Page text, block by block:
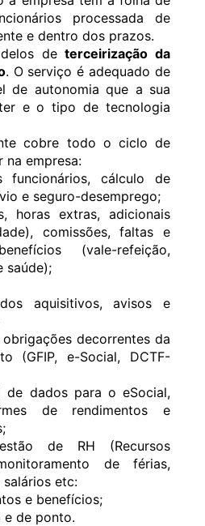
processada de
e dentro dos prazos.
deterceirização da
. O serviço é adequado de
de autonomia que a sua
e o tipo de tecnologia
cobre todo o ciclo de
empresa:
funcionários, cálculo de
e seguro-desemprego;
horas extras, adicionais
comissões, faltas e
(vale-refeição,
saúde);
aquisitivos, avisos e
decorrentes da
(GFIP, e-Social, DCTF-
de dados para o eSocial,
de rendimentos e
de RH (Recursos
de férias,
etc:
e benefícios;
e de ponto.